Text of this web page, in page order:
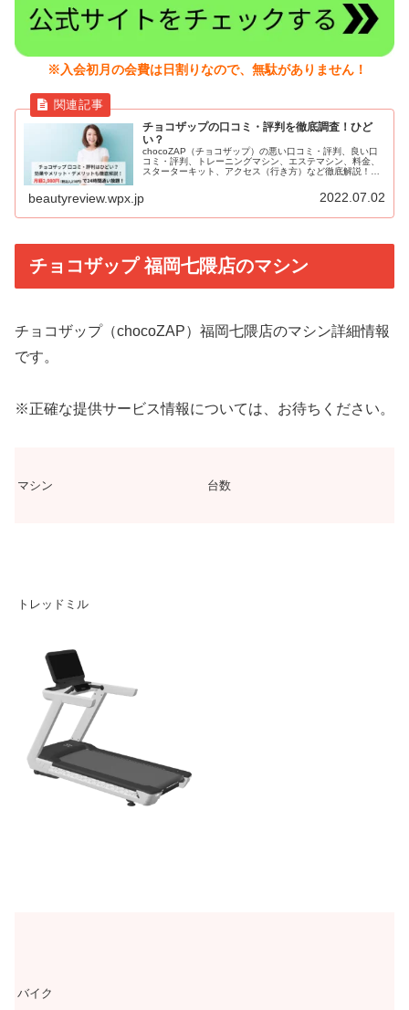
※入会初月の会費は日割りなので、無駄がありません！
チョコザップの口コミ・評判を徹底調査！ひど
い？
chocoZAP（チョコザップ）の悪い口コミ・評判、良い口
コミ・評判、トレーニングマシン、エステマシン、料金、
スターターキット、アクセス（行き方）など徹底解説！
ム。月額2,980円（税込3,278円）と圧倒的にコスパがよ
く、セルフエステも導入。
beautyreview.wpx.jp 2022.07.02
チョコザップ 福岡七隈店のマシン
チョコザップ（chocoZAP）福岡七隈店のマシン詳細情報
です。
※正確な提供サービス情報については、お待ちください。
マシン 台数
トレッドミル
バイク